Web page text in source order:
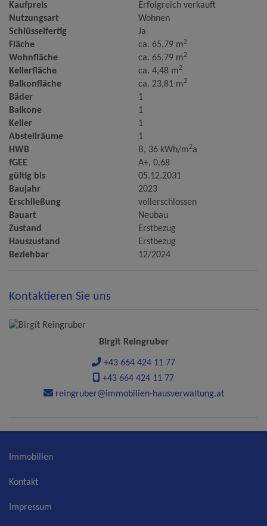
Kaufpreis
Erfolgreich verkauft
Nutzungsart
Wohnen
Schlüsselfertig
Ja
Fläche
ca. 65,79 m2
Wohnfläche ca. 65,79 m2
Kellerfläche ca. 4,48 m2
Balkonfläche ca. 23,81 m2
Bäder
1
Balkone
1
Keller
1
Abstellräume
1
HWB
B, 36 kWh/m2a
fGEE
A+, 0,68
gültig bis
05.12.2031
Baujahr
2023
Erschließung
vollerschlossen
Bauart
Neubau
Zustand
Erstbezug
Hauszustand
Erstbezug
Beziehbar
12/2024
Kontaktieren Sie uns
Birgit Reingruber
+43 664 424 11 77
+43 664 424 11 77
reingruber@immobilien-hausverwaltung.at
Immobilien
Kontakt
Impressum